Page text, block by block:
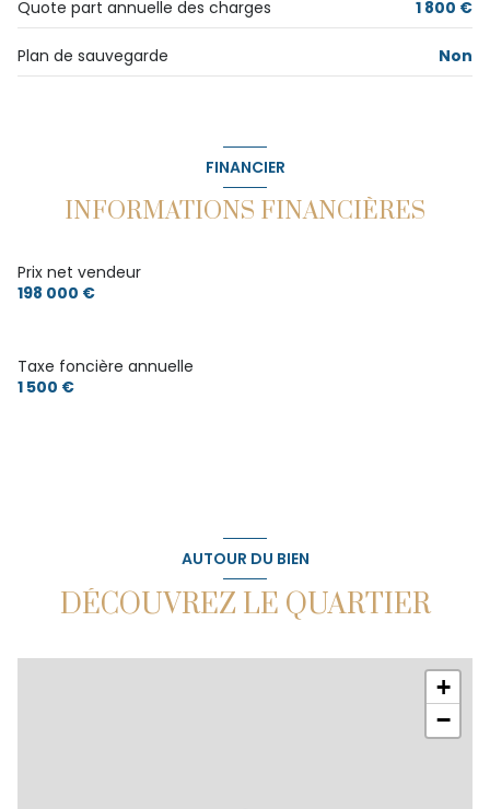
Quote part annuelle des charges 1 800 €
Plan de sauvegarde Non
FINANCIER
INFORMATIONS FINANCIÈRES
Prix net vendeur
198 000 €
Taxe foncière annuelle
1 500 €
AUTOUR DU BIEN
DÉCOUVREZ LE QUARTIER
+
−